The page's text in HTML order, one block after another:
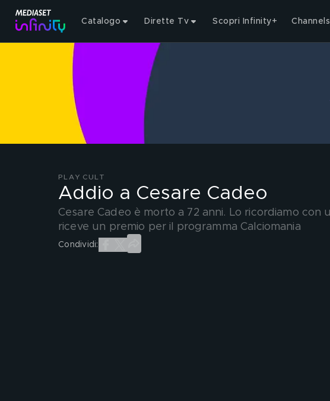
Catalogo Dirette Tv Scopri Infinity+ Channels
PLAY CULT
Addio a Cesare Cadeo
Cesare Cadeo è morto a 72 anni. Lo ricordiamo
riceve un premio per il programma Calciomania
Condividi: